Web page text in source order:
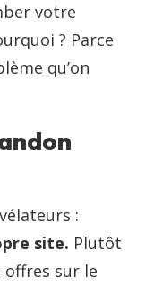
votre
? Parce
qu’on
:
site. Plutôt
offres sur le